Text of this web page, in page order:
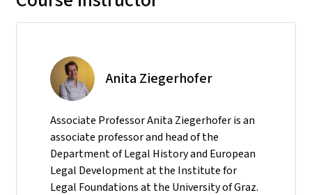
Anita Ziegerhofer
Associate Professor Anita Ziegerhofer is an
associate professor and head of the
Department of Legal History and European
Legal Development at the Institute for
Legal Foundations at the University of Graz.